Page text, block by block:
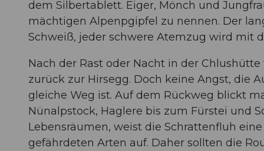
dem Silbertablett. Eiger, Mönch und
mächtigen Alpenpgipfel zu nennen. Der
Schweiß, jeder schwere Atemzug wird mit
Nach der Rast oder Nacht in der
zurück zur Hirsegg. Doch keine Angst, die
gleiche Weg ist. Auf dem Rückweg blickt
Nünalpstock, Haglere bis zum Fürstei und
Lebensräumen, weist die Schrattenfluh
gefährdeten Arten auf. Daher sollten die